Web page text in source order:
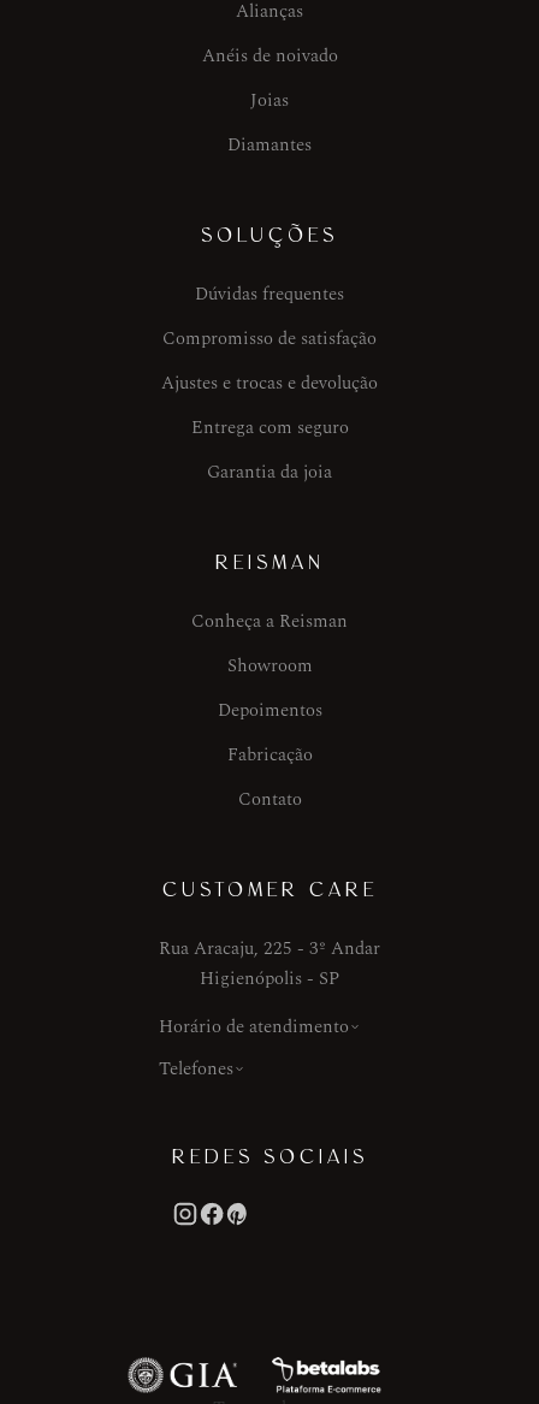
Alianças
Anéis de noivado
Joias
Diamantes
SOLUÇÕES
Dúvidas frequentes
Compromisso de satisfação
Ajustes e trocas e devolução
Entrega com seguro
Garantia da joia
REISMAN
Conheça a Reisman
Showroom
Depoimentos
Fabricação
Contato
CUSTOMER CARE
Rua Aracaju, 225 - 3º Andar
Higienópolis - SP
Horário de atendimento
Telefones
REDES SOCIAIS